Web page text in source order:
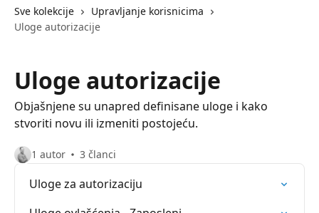
Sve kolekcije
Upravljanje korisnicima
Uloge autorizacije
Uloge autorizacije
Objašnjene su unapred definisane uloge i kako
stvoriti novu ili izmeniti postojeću.
1 autor 3 članci
Uloge za autorizaciju